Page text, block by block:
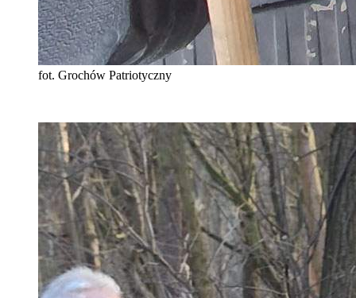
fot. Grochów Patriotyczny